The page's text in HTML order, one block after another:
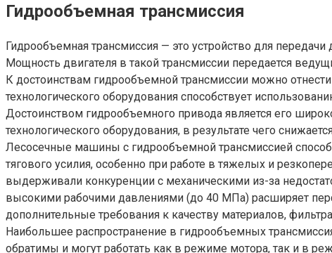
Гидрообъемная трансмиссия
Гидрообъемная трансмиссия — это устройство для
Мощность двигателя в такой трансмиссии передается
К достоинствам гидрообъемной трансмиссии можно
технологического оборудования способствует
Достоинством гидрообъемного привода является его
технологического оборудования, в результате чего
Лесосечные машины с гидрообъемной трансмиссией
тягового усилия, особенно при работе в тяжелых и
выдерживали конкуренции с механическими из-за
высокими рабочими давлениями (до 40 МПа) расширяет
дополнительные требования к качеству материалов,
Наибольшее распространение в гидрообъемных
обратимы и могут работать как в режиме мотора, так и в